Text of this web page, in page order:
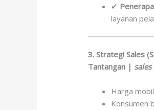
✔
layanan
3. Strategi Sales
Tantangan |
Harga
Konsumen